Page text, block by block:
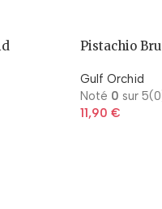
Pistachio
Gulf Orchid
Noté 0 sur 5
11,90€